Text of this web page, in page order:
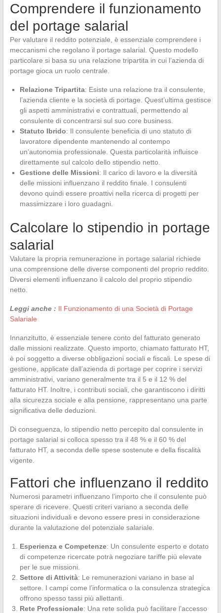
Comprendere il funzionamento
del portage salarial
Per valutare il reddito potenziale, è essenziale comprendere i
meccanismi che regolano il portage salarial. Questo modello
particolare si basa su una relazione tripartita in cui l’azienda di
portage gioca un ruolo centrale.
Relazione Tripartita: Esiste una relazione tra il consulente,
l’azienda cliente e la società di portage. Quest’ultima gestisce
gli aspetti amministrativi e contrattuali, permettendo al
consulente di concentrarsi sul suo core business.
Statuto Ibrido: Il consulente beneficia di uno statuto di
lavoratore dipendente mantenendo al contempo
un’autonomia professionale. Questa particolarità influisce
direttamente sul calcolo dello stipendio netto.
Gestione delle Missioni: Il carico di lavoro e la diversità
delle missioni influenzano il reddito finale. I consulenti
devono quindi essere proattivi nella ricerca di progetti per
massimizzare i loro guadagni.
Calcolare lo stipendio in portage
salarial
Valutare la propria remunerazione in portage salarial richiede
una comprensione delle diverse componenti del proprio reddito.
Diversi elementi influenzano il calcolo del proprio stipendio
netto.
Leggi anche : Il Funzionamento di una Società di Portage
Salariale
Innanzitutto, è essenziale tenere conto del fatturato generato
dalle missioni realizzate. Questo importo, chiamato fatturato HT,
è poi soggetto a diverse obbligazioni sociali e fiscali. Le spese di
gestione, applicate dall’azienda di portage per coprire i servizi
amministrativi, variano generalmente tra il 5 e il 12 % del
fatturato HT. Inoltre, i contributi sociali, che garantiscono i diritti
alla sicurezza sociale e alla pensione, rappresentano una parte
significativa delle deduzioni.
Di conseguenza, lo stipendio netto percepito dal consulente in
portage salarial si colloca spesso tra il 48 % e il 60 % del
fatturato HT, a seconda delle spese sostenute e della fiscalità
vigente.
Fattori che influenzano il reddito
Numerosi parametri influenzano l’importo che il consulente può
sperare di ricevere. Questi criteri variano a seconda delle
situazioni individuali e devono essere presi in considerazione
durante la valutazione del potenziale salariale.
Esperienza e Competenze: Un consulente esperto e dotato
di competenze ricercate potrà negoziare tariffe più elevate
per le sue missioni.
Settore di Attività: Le remunerazioni variano in base al
settore. I campi come l’informatica o la consulenza strategica
offrono spesso tassi più allettanti.
Rete Professionale: Una rete solida può facilitare l’accesso